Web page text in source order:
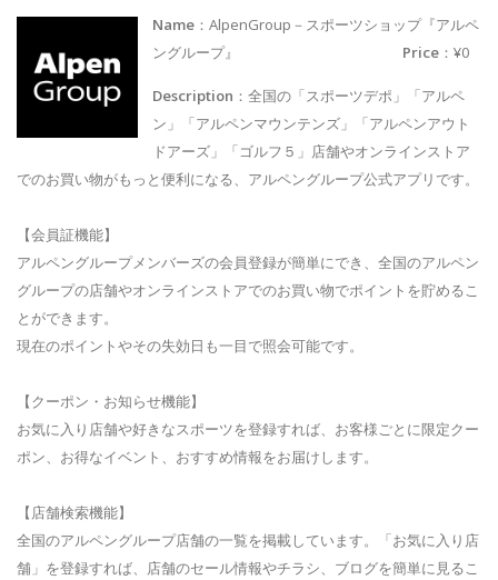
Name ：AlpenGroup－スポーツショップ『アルペ
ングループ』
Price ：¥0
Description ：全国の「スポーツデポ」「アルペ
ン」「アルペンマウンテンズ」「アルペンアウト
ドアーズ」「ゴルフ５」店舗やオンラインストア
でのお買い物がもっと便利になる、アルペングループ公式アプリです。
【会員証機能】
アルペングループメンバーズの会員登録が簡単にでき、全国のアルペン
グループの店舗やオンラインストアでのお買い物でポイントを貯めるこ
とができます。
現在のポイントやその失効日も一目で照会可能です。
【クーポン・お知らせ機能】
お気に入り店舗や好きなスポーツを登録すれば、お客様ごとに限定クー
ポン、お得なイベント、おすすめ情報をお届けします。
【店舗検索機能】
全国のアルペングループ店舗の一覧を掲載しています。「お気に入り店
舗」を登録すれば、店舗のセール情報やチラシ、ブログを簡単に見るこ